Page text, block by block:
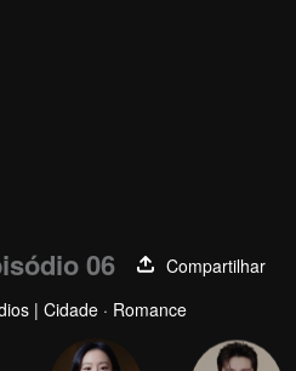
06
Compartilhar
| Cidade · Romance